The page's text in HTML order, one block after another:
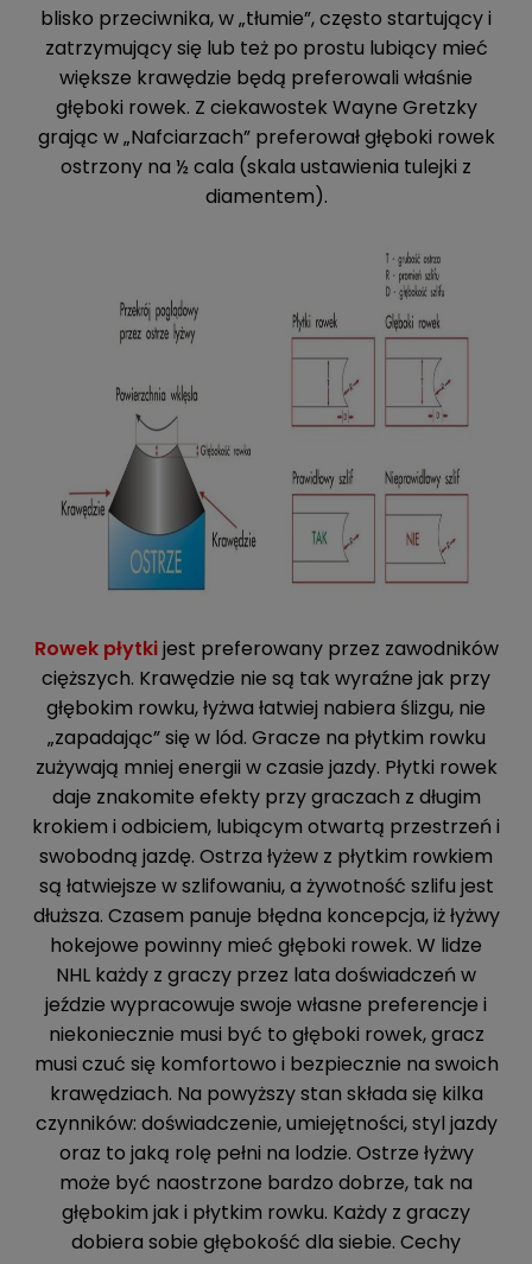
blisko przeciwnika, w „tłumie”, często startujący i
zatrzymujący się lub też po prostu lubiący mieć
większe krawędzie będą preferowali właśnie
głęboki rowek. Z ciekawostek Wayne Gretzky
grając w „Nafciarzach” preferował głęboki rowek
ostrzony na ½ cala (skala ustawienia tulejki z
diamentem).
Rowek płytkijest preferowany przez zawodników
cięższych. Krawędzie nie są tak wyraźne jak przy
głębokim rowku, łyżwa łatwiej nabiera ślizgu, nie
„zapadając” się w lód. Gracze na płytkim rowku
zużywają mniej energii w czasie jazdy. Płytki rowek
daje znakomite efekty przy graczach z długim
krokiem i odbiciem, lubiącym otwartą przestrzeń i
swobodną jazdę. Ostrza łyżew z płytkim rowkiem
są łatwiejsze w szlifowaniu, a żywotność szlifu jest
dłuższa. Czasem panuje błędna koncepcja, iż łyżwy
hokejowe powinny mieć głęboki rowek. W lidze
NHL każdy z graczy przez lata doświadczeń w
jeździe wypracowuje swoje własne preferencje i
niekoniecznie musi być to głęboki rowek, gracz
musi czuć się komfortowo i bezpiecznie na swoich
krawędziach. Na powyższy stan składa się kilka
czynników: doświadczenie, umiejętności, styl jazdy
oraz to jaką rolę pełni na lodzie. Ostrze łyżwy
może być naostrzone bardzo dobrze, tak na
głębokim jak i płytkim rowku. Każdy z graczy
dobiera sobie głębokość dla siebie. Cechy